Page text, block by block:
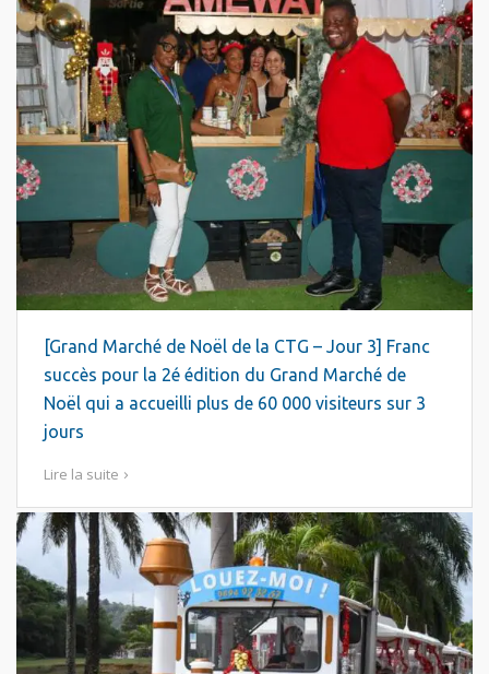
[Grand Marché de Noël de la CTG – Jour 3] Franc
succès pour la 2é édition du Grand Marché de
Noël qui a accueilli plus de 60 000 visiteurs sur 3
jours
Lire la suite